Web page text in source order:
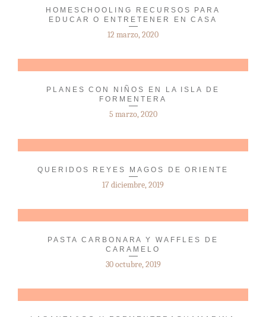
HOMESCHOOLING RECURSOS PARA
EDUCAR O ENTRETENER EN CASA
12 marzo, 2020
PLANES CON NIÑOS EN LA ISLA DE
FORMENTERA
5 marzo, 2020
QUERIDOS REYES MAGOS DE ORIENTE
17 diciembre, 2019
PASTA CARBONARA Y WAFFLES DE
CARAMELO
30 octubre, 2019